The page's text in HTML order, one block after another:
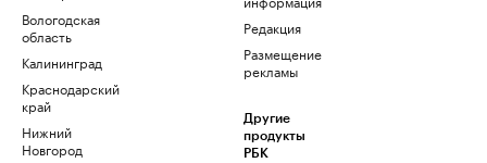
Вологодская
область
Калининград
Краснодарский
край
Нижний
Новгород
Редакция
Размещение
рекламы
Другие
продукты
РБК